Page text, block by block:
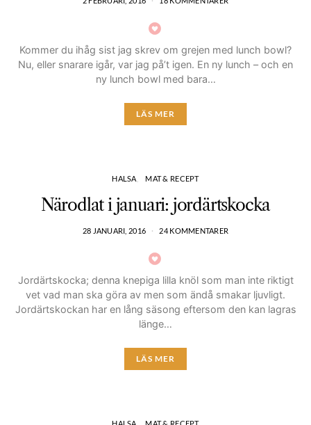
Kommer du ihåg sist jag skrev om grejen med lunch bowl?
Nu, eller snarare igår, var jag på’t igen. En ny lunch – och en
ny lunch bowl med bara…
LÄS MER
HALSA MAT & RECEPT
Närodlat i januari: jordärtskocka
28 JANUARI, 2016 24 KOMMENTARER
Jordärtskocka; denna knepiga lilla knöl som man inte riktigt
vet vad man ska göra av men som ändå smakar ljuvligt.
Jordärtskockan har en lång säsong eftersom den kan lagras
länge…
LÄS MER